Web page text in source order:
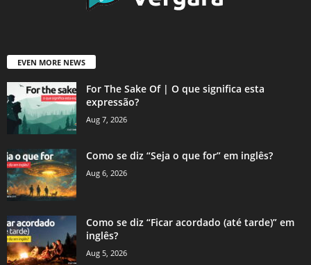
EVEN MORE NEWS
For The Sake Of | O que significa esta
expressão?
Aug 7, 2026
Como se diz “Seja o que for” em inglês?
Aug 6, 2026
Como se diz “Ficar acordado (até tarde)” em
inglês?
Aug 5, 2026